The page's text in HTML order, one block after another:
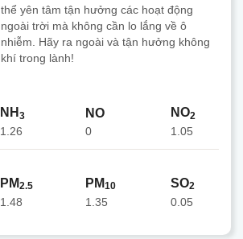
thể yên tâm tận hưởng các hoạt động
ngoài trời mà không cần lo lắng về ô
nhiễm. Hãy ra ngoài và tận hưởng không
khí trong lành!
NH 3
1.26
NO
0
NO2
1.05
PM2.5
1.48
PM10
1.35
SO2
0.05